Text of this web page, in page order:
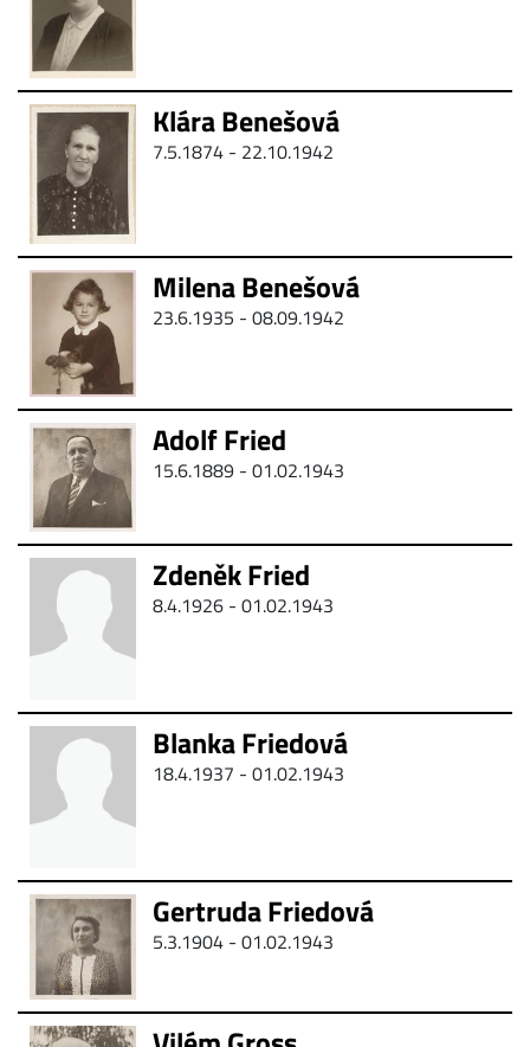
Klára Benešová
7.5.1874 - 22.10.1942
Milena Benešová
23.6.1935 - 08.09.1942
Adolf Fried
15.6.1889 - 01.02.1943
Zdeněk Fried
8.4.1926 - 01.02.1943
Blanka Friedová
18.4.1937 - 01.02.1943
Gertruda Friedová
5.3.1904 - 01.02.1943